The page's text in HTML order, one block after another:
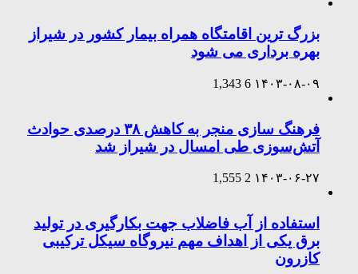
بزرگ ترین اقامتگاه همراه بیمار کشور در شیراز
بهره برداری می شود
۱۴۰۳-۰۸-۰۹ 6
1,343
فرهنگ سازی منجر به کاهش ۳۸ درصدی حوادث
آتش‌سوزی طی امسال در شیراز شد
۱۴۰۳-۰۶-۲۷ 2
1,555
استفاده از آب فاضلاب جهت بکارگیری در تولید
برق یکی از اهداف مهم نیروگاه سیکل ترکیبی
کازرون